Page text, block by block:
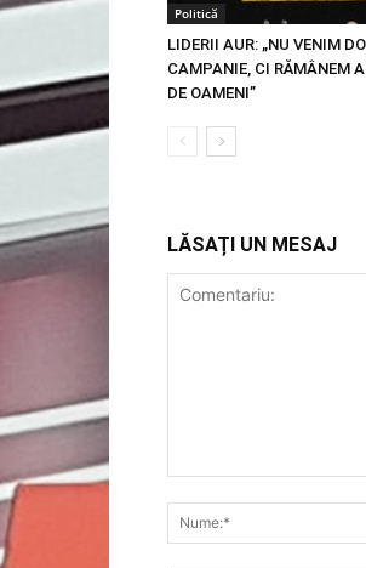
Politică
LIDERII AUR: „NU VENIM
CAMPANIE, CI RĂMÂNEM
DE OAMENI”
LĂSAȚI UN MESAJ